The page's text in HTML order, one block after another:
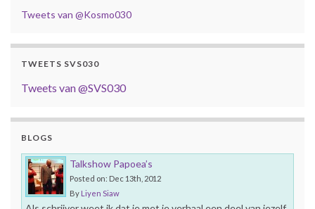
Tweets van @Kosmo030
TWEETS SVS030
Tweets van @SVS030
BLOGS
Talkshow Papoea’s
Posted on: Dec 13th, 2012
By Liyen Siaw